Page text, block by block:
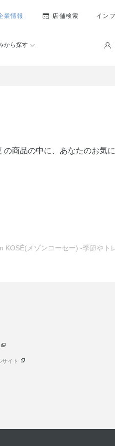
業情報 店舗検索 イン
から探す
商品の中に、あなたのお気
メゾンコーセー) -季節やト
イト